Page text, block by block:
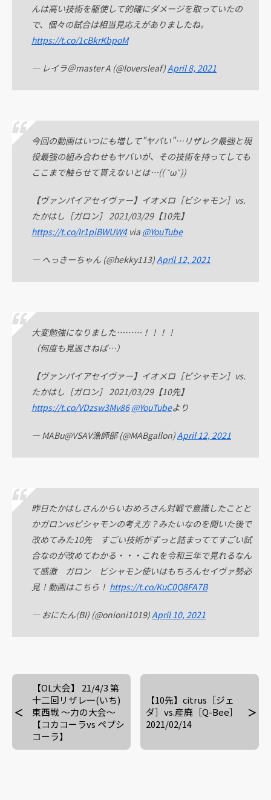
んは高い技術を駆使して的確にダメージを取っていたの
で、個々の試合は相当見応えがありましたね。
https://t.co/1cBkrKbpoM
— レイラ＠master A (@loversleaf)April 8, 2021
今回の動画はいつにも増して"ヤバい"…リザレク最強と現
役最強の組み合わせもヤバいが、その技術を持ってしても
ここまで触らせて貰えないとは…(( ˘ω˘))
【ヴァンパイアセイヴァー】イオメロ［ビシャモン］vs.
たかはし［ガロン］ 2021/03/29【10先】
https://t.co/Ir1piBWUW4via @YouTube
— へっきーちゃん (@hekky113)April 12, 2021
大変勉強になりました………！！！！
（何度も見返さねば…）
【ヴァンパイアセイヴァー】イオメロ［ビシャモン］vs.
たかはし［ガロン］ 2021/03/29【10先】
https://t.co/VDzsw3Mv86 @YouTubeより
— MABu@VSAV漁師部 (@MABgallon)April 12, 2021
昨日たかはしさんからいおめろさん対戦で意識したことと
かガロンvsビシャモンの考え方？みたいなのを聞いた後で
改めてみた10先 すごい技術がずっと詰まっててすごい試
合なのが改めてわかる・・・これを令和三年で見れるなん
て感激 ガロン ビシャモン使いはもちろんセイヴァ勢必
見！動画はこちら！ https://t.co/KuC0Q8FA7B
— おにたん(BI) (@onioni1019)April 10, 2021
【OL大会】 21/4/3 第
十二回リザレ一(いち)
東西戦 〜力の大会〜
【コカコーラvs ペプシ
コーラ】
【10先】citrus［ジェ
ダ］vs.産廃［Q-Bee］
2021/02/14